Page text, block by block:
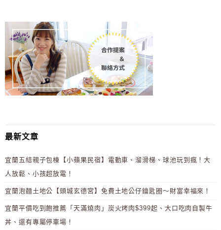
最新文章
宜蘭五結親子包棟【小蘋果民宿】電動車、溜滑梯、球池玩到瘋！大
人放鬆、小孩超放電！
宜蘭泡麵土地公【頭城玄德宮】免費土地公仔鑰匙圈～財富幸福來！
宜蘭平價吃到飽推薦「天滿燒肉」炭火烤肉$399起、大口吃肉自製牛
丼、還有專屬停車場！